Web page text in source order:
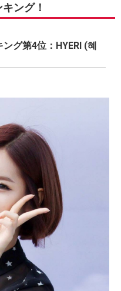
ング！
グ第4位：HYERI (혜